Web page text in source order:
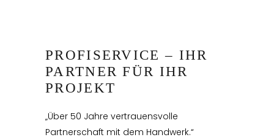
PROFISERVICE – IHR
PARTNER FÜR IHR
PROJEKT
„Über 50 Jahre vertrauensvolle
Partnerschaft mit dem Handwerk.“